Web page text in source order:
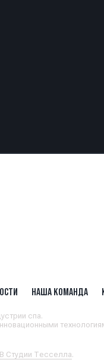
НАША КОМАНДА
спа.
В Студии Тесселла.